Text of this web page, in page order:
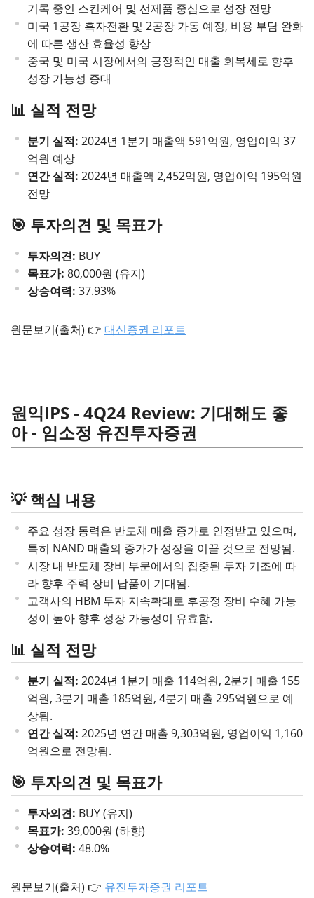
기록 중인 스킨케어 및 선제품 중심으로 성장 전망
미국 1공장 흑자전환 및 2공장 가동 예정, 비용 부담 완화
에 따른 생산 효율성 향상
중국 및 미국 시장에서의 긍정적인 매출 회복세로 향후
성장 가능성 증대
📊 실적 전망
분기 실적: 2024년 1분기 매출액 591억원, 영업이익 37
억원 예상
연간 실적: 2024년 매출액 2,452억원, 영업이익 195억원
전망
🎯 투자의견 및 목표가
투자의견: BUY
목표가: 80,000원 (유지)
상승여력: 37.93%
원문보기(출처) 👉 대신증권 리포트
원익IPS - 4Q24 Review: 기대해도 좋
아 - 임소정 유진투자증권
💡 핵심 내용
주요 성장 동력은 반도체 매출 증가로 인정받고 있으며,
특히 NAND 매출의 증가가 성장을 이끌 것으로 전망됨.
시장 내 반도체 장비 부문에서의 집중된 투자 기조에 따
라 향후 주력 장비 납품이 기대됨.
고객사의 HBM 투자 지속확대로 후공정 장비 수혜 가능
성이 높아 향후 성장 가능성이 유효함.
📊 실적 전망
분기 실적: 2024년 1분기 매출 114억원, 2분기 매출 155
억원, 3분기 매출 185억원, 4분기 매출 295억원으로 예
상됨.
연간 실적: 2025년 연간 매출 9,303억원, 영업이익 1,160
억원으로 전망됨.
🎯 투자의견 및 목표가
투자의견: BUY (유지)
목표가: 39,000원 (하향)
상승여력: 48.0%
원문보기(출처) 👉 유진투자증권 리포트